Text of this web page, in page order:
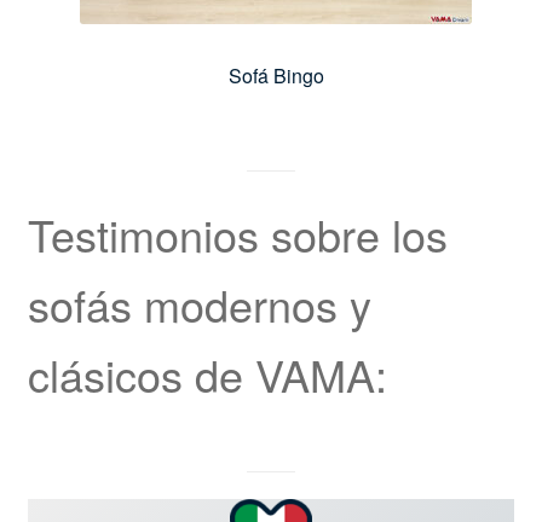
Sofá Bingo
Testimonios sobre los
sofás modernos y
clásicos de VAMA: